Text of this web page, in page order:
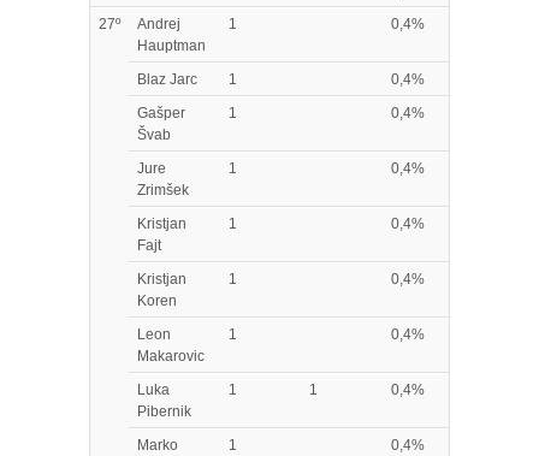
27º
Andrej
Hauptman
1 0,4%
Blaz Jarc 1
0,4%
Gašper
Švab
1 0,4%
Jure
Zrimšek
1 0,4%
Kristjan
Fajt
1 0,4%
Kristjan
Koren
1 0,4%
Leon
Makarovic
1 0,4%
Luka
Pibernik
1 1 0,4%
Marko
1 0,4%